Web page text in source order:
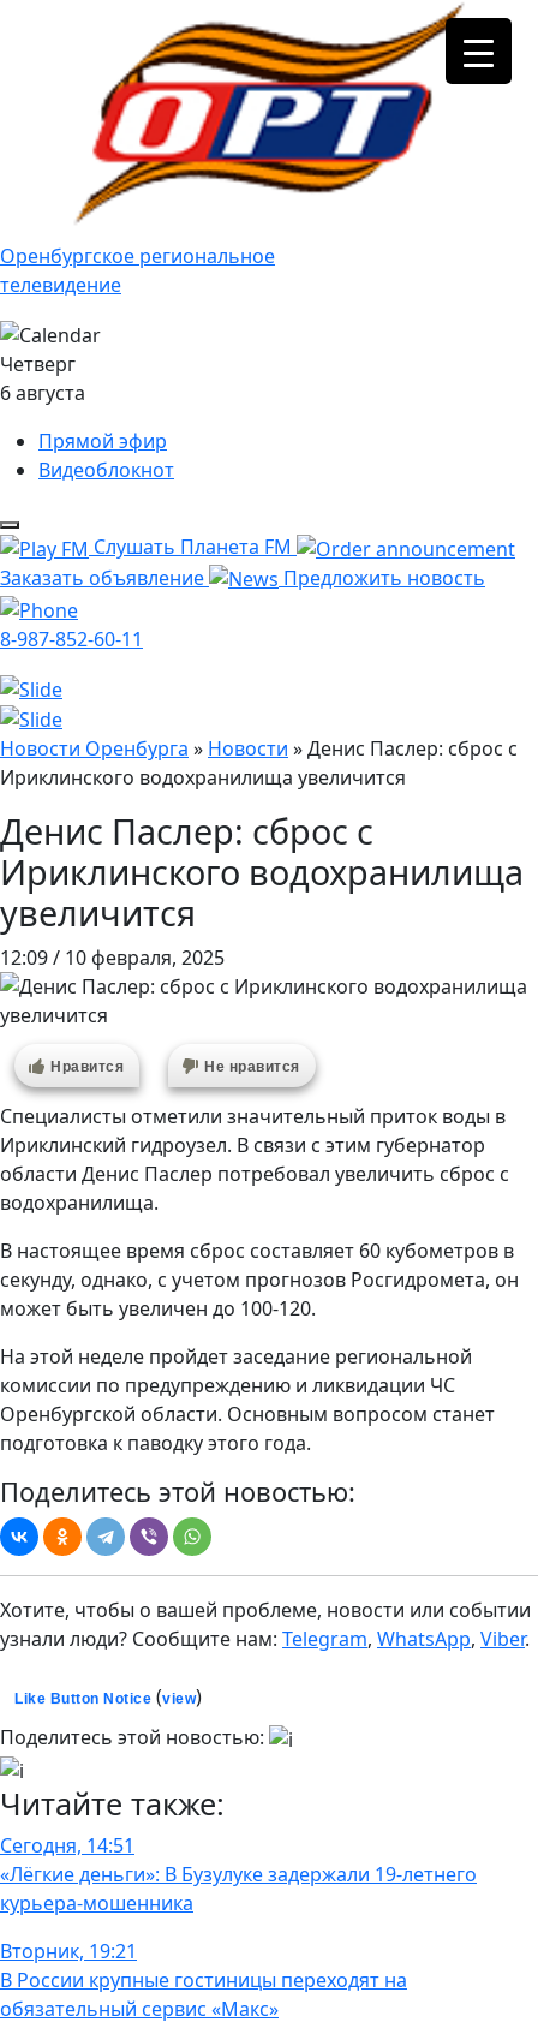
Оренбургское региональное
телевидение
Четверг
6 августа
Прямой эфир
Видеоблокнот
Слушать Планета FM
Заказать объявление
Предложить новость
8-987-852-60-11
Новости Оренбурга » Новости »Денис Паслер: сброс с
Ириклинского водохранилища увеличится
Денис Паслер: сброс с
Ириклинского водохранилища
увеличится
12:09 / 10 февраля, 2025
Нравится Не нравится
Специалисты отметили значительный приток воды в
Ириклинский гидроузел. В связи с этим губернатор
области Денис Паслер потребовал увеличить сброс с
водохранилища.
В настоящее время сброс составляет 60 кубометров в
секунду, однако, с учетом прогнозов Росгидромета, он
может быть увеличен до 100-120.
На этой неделе пройдет заседание региональной
комиссии по предупреждению и ликвидации ЧС
Оренбургской области. Основным вопросом станет
подготовка к паводку этого года.
Поделитесь этой новостью:
Хотите, чтобы о вашей проблеме, новости или событии
узнали люди? Сообщите нам: Telegram, WhatsApp, Viber.
Like Button Notice (view)
Поделитесь этой новостью:
Читайте также:
Сегодня, 14:51
«Лёгкие деньги»: В Бузулуке задержали 19-летнего
курьера-мошенника
Вторник, 19:21
В России крупные гостиницы переходят на
обязательный сервис «Макс»